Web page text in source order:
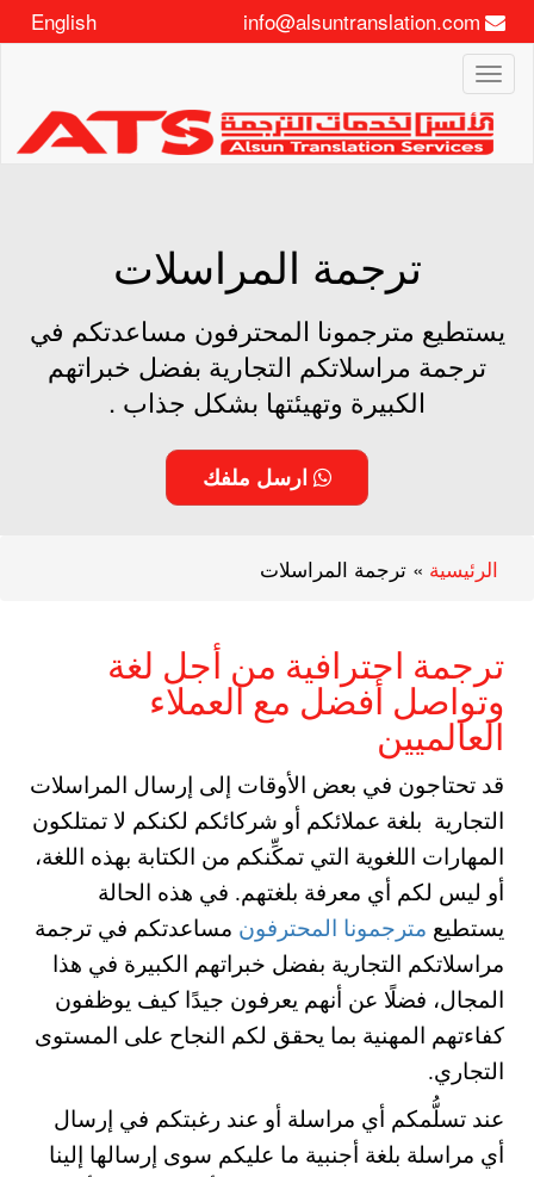
English info@alsuntranslation.com
Toggle
navigation
ترجمة المراسلات
يستطيع مترجمونا المحترفون مساعدتكم في
ترجمة مراسلاتكم التجارية بفضل خبراتهم
الكبيرة وتهيئتها بشكل جذاب .
ارسل ملفك
الرئيسية » ترجمة المراسلات
ترجمة احترافية من أجل لغة
وتواصل أفضل مع العملاء
العالميين
قد تحتاجون في بعض الأوقات إلى إرسال المراسلات
التجارية بلغة عملائكم أو شركائكم لكنكم لا تمتلكون
المهارات اللغوية التي تمكِّنكم من الكتابة بهذه اللغة،
أو ليس لكم أي معرفة بلغتهم. في هذه الحالة
يستطيع مترجمونا المحترفون مساعدتكم في ترجمة
مراسلاتكم التجارية بفضل خبراتهم الكبيرة في هذا
المجال، فضلًا عن أنهم يعرفون جيدًا كيف يوظفون
كفاءتهم المهنية بما يحقق لكم النجاح على المستوى
التجاري.
عند تسلُّمكم أي مراسلة أو عند رغبتكم في إرسال
أي مراسلة بلغة أجنبية ما عليكم سوى إرسالها إلينا